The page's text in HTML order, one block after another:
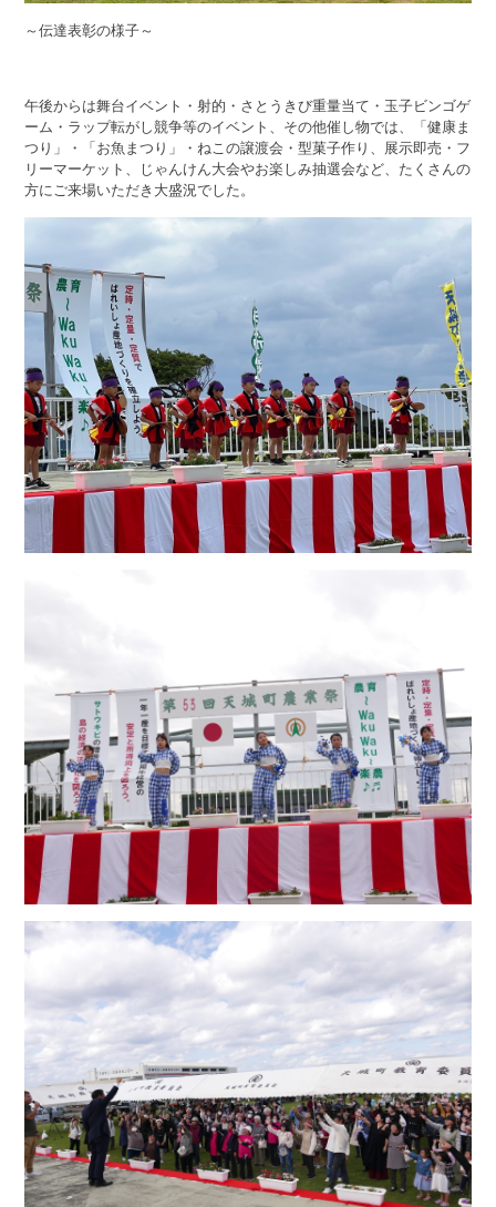
～伝達表彰の様子～
午後からは舞台イベント・射的・さとうきび重量当て・玉子ビンゴゲ
ーム・ラップ転がし競争等のイベント、その他催し物では、「健康ま
つり」・「お魚まつり」・ねこの譲渡会・型菓子作り、展示即売・フ
リーマーケット、じゃんけん大会やお楽しみ抽選会など、たくさんの
方にご来場いただき大盛況でした。